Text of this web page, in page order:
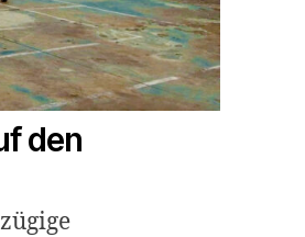
den